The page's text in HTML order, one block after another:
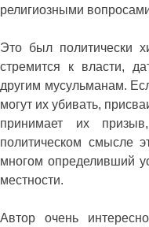
религиозными
Это был политически
стремится к власти,
другим мусульманам.
могут их убивать,
принимает их
политическом смысле
многом определивший
местности.
Автор очень